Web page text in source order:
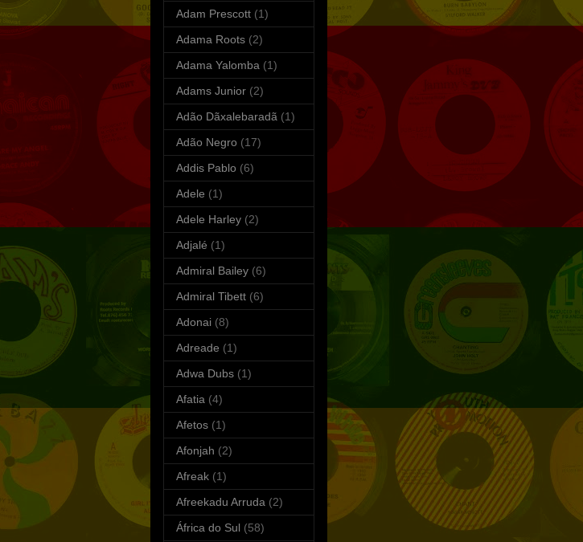
Adam Prescott (1)
Adama Roots (2)
Adama Yalomba (1)
Adams Junior (2)
Adão Dãxalebaradã (1)
Adão Negro (17)
Addis Pablo (6)
Adele (1)
Adele Harley (2)
Adjalé (1)
Admiral Bailey (6)
Admiral Tibett (6)
Adonai (8)
Adreade (1)
Adwa Dubs (1)
Afatia (4)
Afetos (1)
Afonjah (2)
Afreak (1)
Afreekadu Arruda (2)
África do Sul (58)